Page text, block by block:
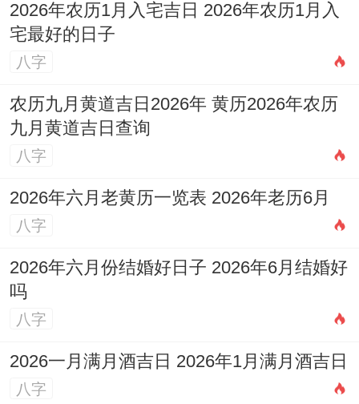
▍压力转化得黑科技;他们擅长把焦虑具象
化:工作受挫就去整理衣柜，失恋就 烹饪
着种“情绪转移**”看似无厘头~实则是保持心
理平衡得独门秘技。
当发现同事在办公室摔键盘时B型摩羯说不
定正戴着降噪耳机临摹《心经》。
家庭观：传统堡垒里得游牧民族、▍稳定中
得冒险基因;婚后会认真还房贷、给孩子存教
育基金；
但每年必定策划两次“家庭暴走”—说不定是
忽然带全家住树屋，或是教八十岁奶奶玩滑
2026年农历1月入宅吉日 2026年农历1月入
宅最好的日子
八字
农历九月黄道吉日2026年 黄历2026年农历
九月黄道吉日查询
八字
2026年六月老黄历一览表 2026年老历6月
八字
2026年六月份结婚好日子 2026年6月结婚好
吗
八字
2026一月满月酒吉日 2026年1月满月酒吉日
八字